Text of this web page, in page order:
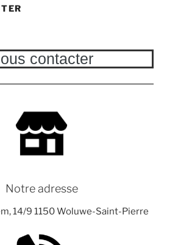
contacter
Notre adresse
14/9 1150 Woluwe-Saint-Pierre